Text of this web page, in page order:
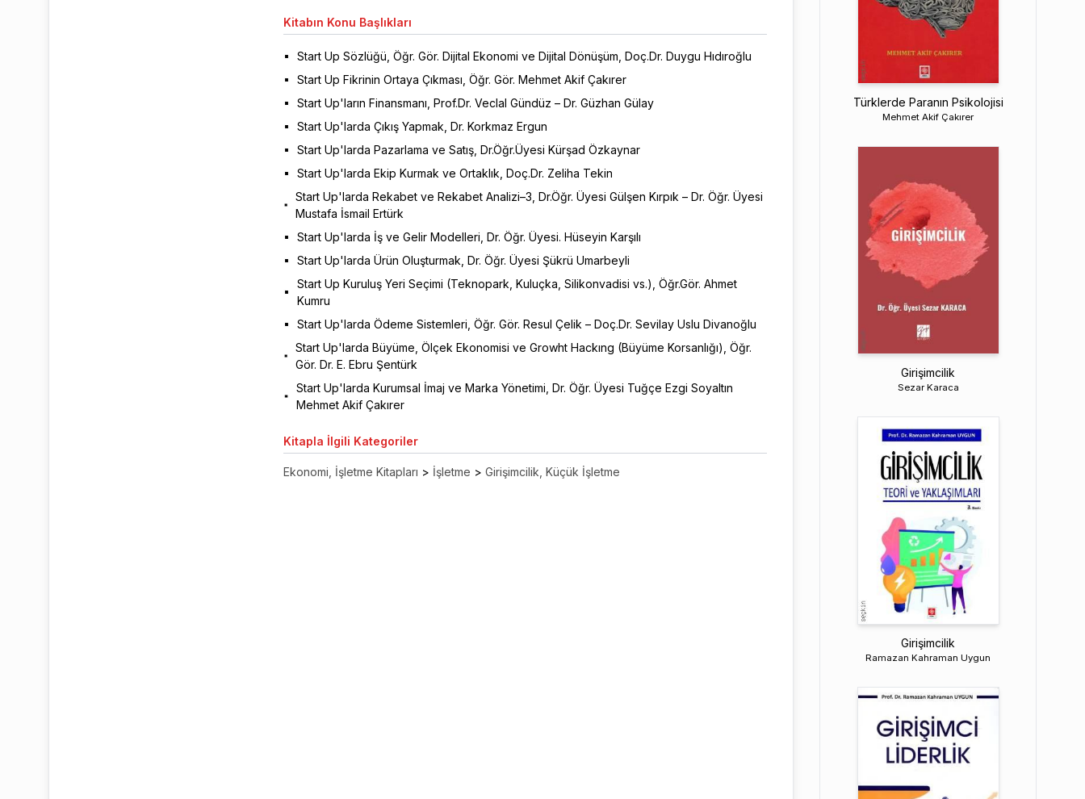
Kitabın Konu Başlıkları
Start Up Sözlüğü, Öğr. Gör. Dijital Ekonomi ve Dijital Dönüşüm, Doç.Dr. Duygu Hıdıroğlu
Start Up Fikrinin Ortaya Çıkması, Öğr. Gör. Mehmet Akif Çakırer
Start Up'ların Finansmanı, Prof.Dr. Veclal Gündüz – Dr. Güzhan Gülay
Start Up'larda Çıkış Yapmak, Dr. Korkmaz Ergun
Start Up'larda Pazarlama ve Satış, Dr.Öğr.Üyesi Kürşad Özkaynar
Start Up'larda Ekip Kurmak ve Ortaklık, Doç.Dr. Zeliha Tekin
Start Up'larda Rekabet ve Rekabet Analizi–3, Dr.Öğr. Üyesi Gülşen Kırpık – Dr. Öğr. Üyesi
Mustafa İsmail Ertürk
Start Up'larda İş ve Gelir Modelleri, Dr. Öğr. Üyesi. Hüseyin Karşılı
Start Up'larda Ürün Oluşturmak, Dr. Öğr. Üyesi Şükrü Umarbeyli
Start Up Kuruluş Yeri Seçimi (Teknopark, Kuluçka, Silikonvadisi vs.), Öğr.Gör. Ahmet
Kumru
Start Up'larda Ödeme Sistemleri, Öğr. Gör. Resul Çelik – Doç.Dr. Sevilay Uslu Divanoğlu
Start Up'larda Büyüme, Ölçek Ekonomisi ve Growht Hackıng (Büyüme Korsanlığı), Öğr.
Gör. Dr. E. Ebru Şentürk
Start Up'larda Kurumsal İmaj ve Marka Yönetimi, Dr. Öğr. Üyesi Tuğçe Ezgi Soyaltın
Mehmet Akif Çakırer
Kitapla İlgili Kategoriler
Ekonomi, İşletme Kitapları > İşletme > Girişimcilik, Küçük İşletme
Türklerde Paranın Psikolojisi
Mehmet Akif Çakırer
Girişimcilik
Sezar Karaca
Girişimcilik
Ramazan Kahraman Uygun